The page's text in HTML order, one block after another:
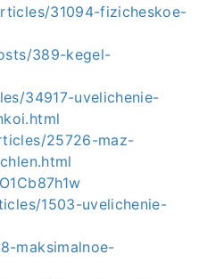
31094-fizicheskoe-
389-kegel-
34917-uvelichenie-
25726-maz-
1503-uvelichenie-
maksimalnoe-